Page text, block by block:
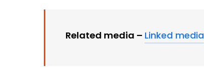
Related media – Linked media